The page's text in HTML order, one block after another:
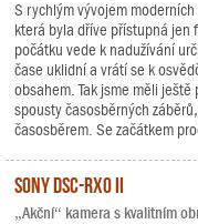
S rychlým vývojem
která byla dříve přístupná jen
počátku vede k nadužívání
čase uklidní a vrátí se k
obsahem. Tak jsme měli
spousty časosběrných
časosběrem. Se začátkem
Sony DSC-RX0 II
„Akční“ kamera s kvalitním